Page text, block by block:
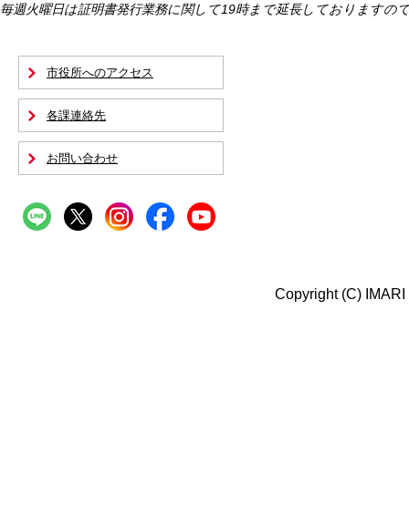
毎週火曜日は証明書発行業務に関して19時まで延長しておりますの
市役所へのアクセス
各課連絡先
お問い合わせ
Copyright (C)